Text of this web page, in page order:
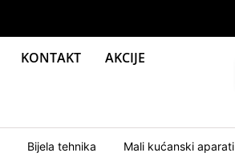
KONTAKT AKCIJE
Bijela tehnika Mali kućanski aparati